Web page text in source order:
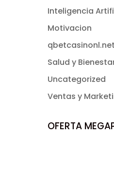
Inteligencia
Motivacion
qbetcasinonl.net
Salud y
Uncategorized
Ventas y
OFERTA